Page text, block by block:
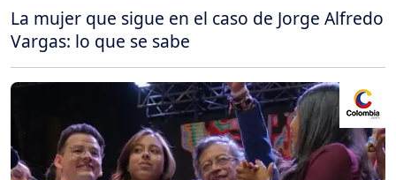
La mujer que sigue en el caso de Jorge Alfredo
Vargas: lo que se sabe